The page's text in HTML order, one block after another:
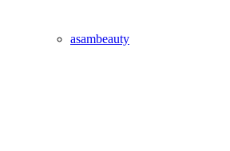
asambeauty